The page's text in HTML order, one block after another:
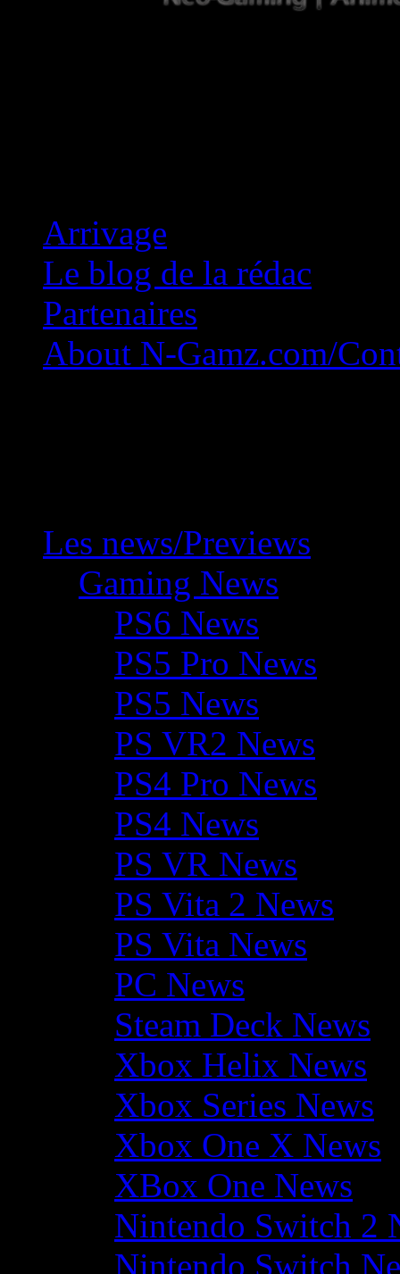
Arrivage
Le blog de la rédac
Partenaires
About N-Gamz.com/
Les news/Previews
Gaming News
PS6 News
PS5 Pro News
PS5 News
PS VR2 News
PS4 Pro News
PS4 News
PS VR News
PS Vita 2 News
PS Vita News
PC News
Steam Deck News
Xbox Helix News
Xbox Series News
Xbox One X News
XBox One News
Nintendo Switch 2
Nintendo Switch